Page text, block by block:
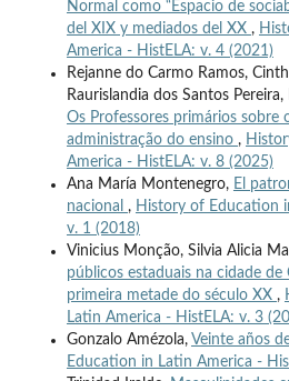
Normal como “Espacio de
del XIX y mediados del XX ,
America - HistELA: v. 4 (2021)
Rejanne do Carmo Ramos,
Raurislandia dos Santos
Os Professores primários sobre
administração do ensino ,
America - HistELA: v. 8 (2025)
Ana María Montenegro, El
nacional , History of Education
v. 1 (2018)
Vinicius Monção, Silvia Alicia
públicos estaduais na cidade de
primeira metade do século XX ,
Latin America - HistELA: v. 3
Gonzalo Amézola, Veinte años
Education in Latin America -